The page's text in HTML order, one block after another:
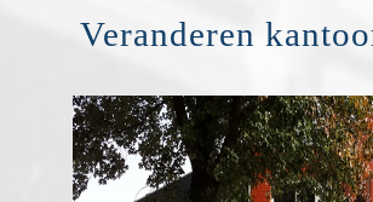
Veranderen